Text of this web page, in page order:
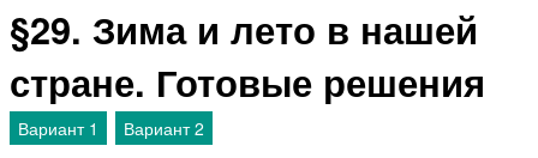
§29. Зима и лето в нашей
стране. Готовые решения
Вариант 1 Вариант 2